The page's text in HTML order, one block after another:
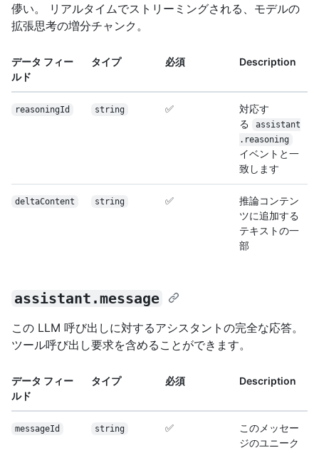
儚い。 リアルタイムでストリーミングされる、モデルの
拡張思考の増分チャンク。
データ フィー
ルド
タイプ 必須 Description
reasoningId string ✅
対応す
る
assistant
.reasoning
イベントと一
致します
deltaContent string ✅
推論コンテン
ツに追加する
テキストの一
部
assistant.message
この LLM 呼び出しに対するアシスタントの完全な応答。
ツール呼び出し要求を含めることができます。
データ フィー
ルド
タイプ 必須 Description
messageId string ✅
このメッセー
ジのユニーク